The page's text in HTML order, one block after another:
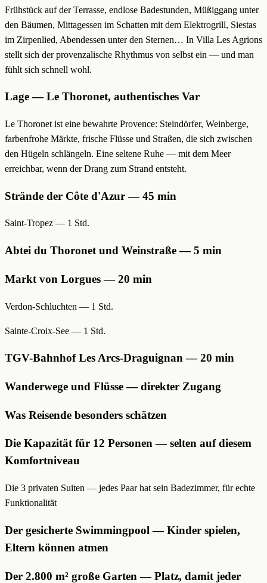
Frühstück auf der Terrasse, endlose Badestunden, Müßiggang unter
den Bäumen, Mittagessen im Schatten mit dem Elektrogrill, Siestas
im Zirpenlied, Abendessen unter den Sternen… In Villa Les Agrions
stellt sich der provenzalische Rhythmus von selbst ein — und man
fühlt sich schnell wohl.
Lage — Le Thoronet, authentisches Var
Le Thoronet ist eine bewahrte Provence: Steindörfer, Weinberge,
farbenfrohe Märkte, frische Flüsse und Straßen, die sich zwischen
den Hügeln schlängeln. Eine seltene Ruhe — mit dem Meer
erreichbar, wenn der Drang zum Strand entsteht.
Strände der Côte d'Azur — 45 min
Saint-Tropez — 1 Std.
Abtei du Thoronet und Weinstraße — 5 min
Markt von Lorgues — 20 min
Verdon-Schluchten — 1 Std.
Sainte-Croix-See — 1 Std.
TGV-Bahnhof Les Arcs-Draguignan — 20 min
Wanderwege und Flüsse — direkter Zugang
Was Reisende besonders schätzen
Die Kapazität für 12 Personen — selten auf diesem
Komfortniveau
Die 3 privaten Suiten — jedes Paar hat sein Badezimmer, für echte
Funktionalität
Der gesicherte Swimmingpool — Kinder spielen,
Eltern können atmen
Der 2.800 m² große Garten — Platz, damit jeder